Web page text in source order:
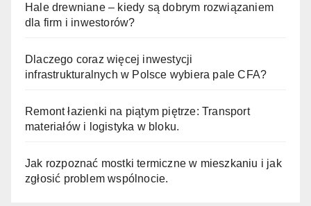
Hale drewniane – kiedy są dobrym rozwiązaniem
dla firm i inwestorów?
Dlaczego coraz więcej inwestycji
infrastrukturalnych w Polsce wybiera pale CFA?
Remont łazienki na piątym piętrze: Transport
materiałów i logistyka w bloku.
Jak rozpoznać mostki termiczne w mieszkaniu i jak
zgłosić problem wspólnocie.